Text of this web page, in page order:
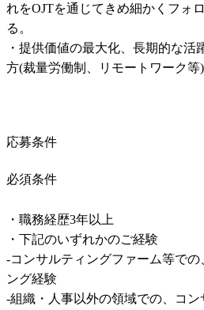
れをOJTを通じてきめ細かくフォ
る。
・提供価値の最大化、長期的な活
方(裁量労働制、リモートワーク等
応募条件
必須条件
・職務経歴3年以上
・下記のいずれかのご経験
-コンサルティングファーム等で
ング経験
-組織・人事以外の領域での、コ